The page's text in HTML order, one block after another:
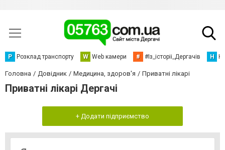
Р Розклад транспорту W Web камери # #Із_історіі_Дергачів Н
Головна Довідник Медицина, здоров'я Приватні лікарі
Приватні лікарі Дергачі
+ Додати підприємство